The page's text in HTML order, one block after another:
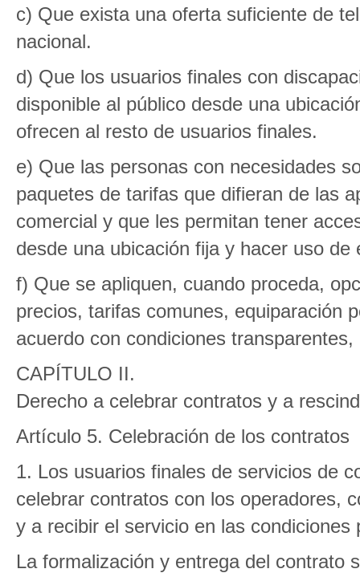
c) Que exista una oferta suficiente de
nacional.
d) Que los usuarios finales con
disponible al público desde una
ofrecen al resto de usuarios finales.
e) Que las personas con necesidades
paquetes de tarifas que difieran de las
comercial y que les permitan tener
desde una ubicación fija y hacer uso de
f) Que se apliquen, cuando proceda,
precios, tarifas comunes, equiparación
acuerdo con condiciones
CAPÍTULO II.
Derecho a celebrar contratos y a
Artículo 5. Celebración de los contratos
1. Los usuarios finales de servicios de
celebrar contratos con los operadores,
y a recibir el servicio en las condiciones
La formalización y entrega del contrato